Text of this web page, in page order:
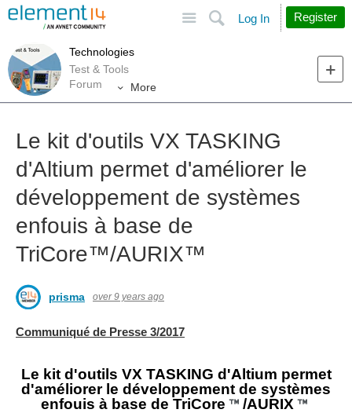
Search
Log In Register
Technologies
Test & Tools
Forum
More
Le kit d'outils VX TASKING
d'Altium permet d'améliorer le
développement de systèmes
enfouis à base de
TriCore™︎/AURIX™︎
prisma over 9 years ago
Communiqué de Presse 3/2017
Le kit d'outils VX TASKING d'Altium permet
d'améliorer le développement de systèmes
enfouis à base de TriCore
/AURIX